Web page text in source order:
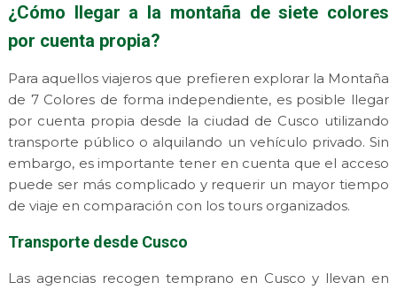
¿Cómo llegar a la montaña de siete colores
por cuenta propia?
Para aquellos viajeros que prefieren explorar la Montaña
de 7 Colores de forma independiente, es posible llegar
por cuenta propia desde la ciudad de Cusco utilizando
transporte público o alquilando un vehículo privado. Sin
embargo, es importante tener en cuenta que el acceso
puede ser más complicado y requerir un mayor tiempo
de viaje en comparación con los tours organizados.
Transporte desde Cusco
Las agencias recogen temprano en Cusco y llevan en